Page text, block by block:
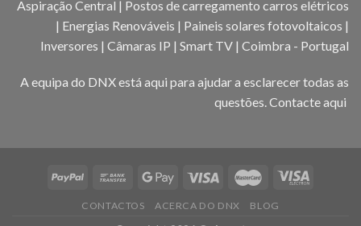
Aspiração Central | Postos de carregamento carros elétricos
| Energias Renováveis | Paineis solares fotovoltaicos |
Inversores | Câmaras IP | Smart TV | Coimbra - Portugal
A equipa do DNX está aqui para ajudar a esclarecer todas as
questões.Contacte aqui
CONTACTOS ACERCA DO DNX BLOG